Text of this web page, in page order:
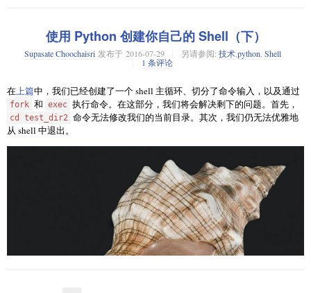
JStock 允许你管理多个投资组合。这个功能对于你使用多个股票经纪人时
是非常实用的。你可以为每个经纪人创建一个投资组合去管理你的“买入/卖
出/红利”用来了解每一个经纪人的业务情况。你也可以在“Portfolio”菜单里
面选择特定的投资组合来切换不同的组合项目。下面是一张截图用来展示
System76 PC 机用户需要立即更行到 Ubuntu 16.04.1 LTS 了。在7.28号，
Canonical也宣布不再对 Ubuntu 15.10 进行安全和软件更新。因此，如果你
在System76的机器上安装的是Ubuntu 15.10，那就需要尽快更新到Ubuntu
备注： 在安装 discourse 之前请确保你已经安装好了邮件服务器。
安装向导将会问你以下六个问题：
openSUSE Tumbleweed 的用户目前已经可以使用最新的 KDE Plasma 5.7 桌
游代码，这样使得 bug 修复和 API 更新更加容易，同时也会有更多的人审
查代码。理想情况下，Fedora 能够直接获取 kernel.org 的内核，然后发送给
所有用户。
不支持一些 Fedora 用户希望拥有的功能。用户接收的 [Fedora 内核] 是在
vanilla 内核之上打了很多补丁的内核。这些补丁被认为“ 不在树上
out of tree
”。许多
这些位于补丁树之外的补丁都不会存在太久。如果某补丁能够修复一个问
题，那么该补丁可能会被合并到 Fedora 树，以便用户能够更快地收到修
复。当内核变基到一个新版本时，在新版本中的补丁都将被清除。
一些补丁会在 Fedora 内核树上存在很长时间。一个很好的例子是，安全启
动补丁就是这类补丁。这些补丁提供了 Fedora 希望支持的功能，即使上游
社区还没有接受它们。保持这些补丁更新是需要付出很多努力的，所以
Fedora 尝试减少不被上游内核维护者接受的补丁数量。
通常来说，想要在 Fedora 内核中获得一个补丁的最佳方法是先给
发送补丁，然后请求将该补丁包含到 Fedora 中。如
果某个维护者接受了补丁，就意味着 Fedora 内核树中将来很有可能会包含
使用 Python 创建你自己的 Shell（下）
Supasate Choochaisri 发布于 2016-07-29 另请参阅: 技术python Shell
1 条评论
在上篇中，我们已经创建了一个 shell 主循环、切分了命令输入，以及通过
fork 和 exec 执行命令。在这部分，我们将会解决剩下的问题。首先，
cd test_dir2 命令无法修改我们的当前目录。其次，我们仍无法优雅地
从 shell 中退出。